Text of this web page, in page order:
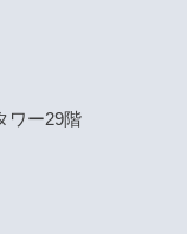
ワー29階